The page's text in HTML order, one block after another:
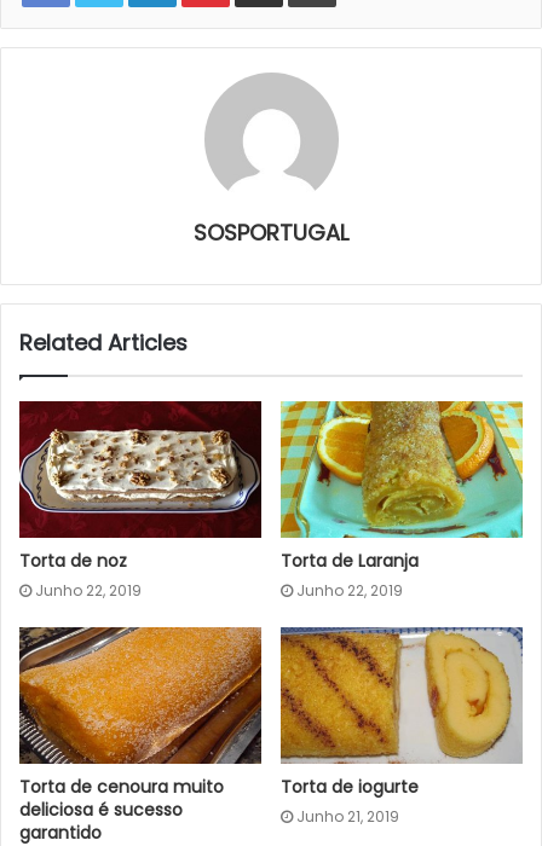
SOSPORTUGAL
Related Articles
Torta de noz
Junho 22, 2019
Torta de Laranja
Junho 22, 2019
Torta de cenoura muito
deliciosa é sucesso
garantido
Torta de iogurte
Junho 21, 2019